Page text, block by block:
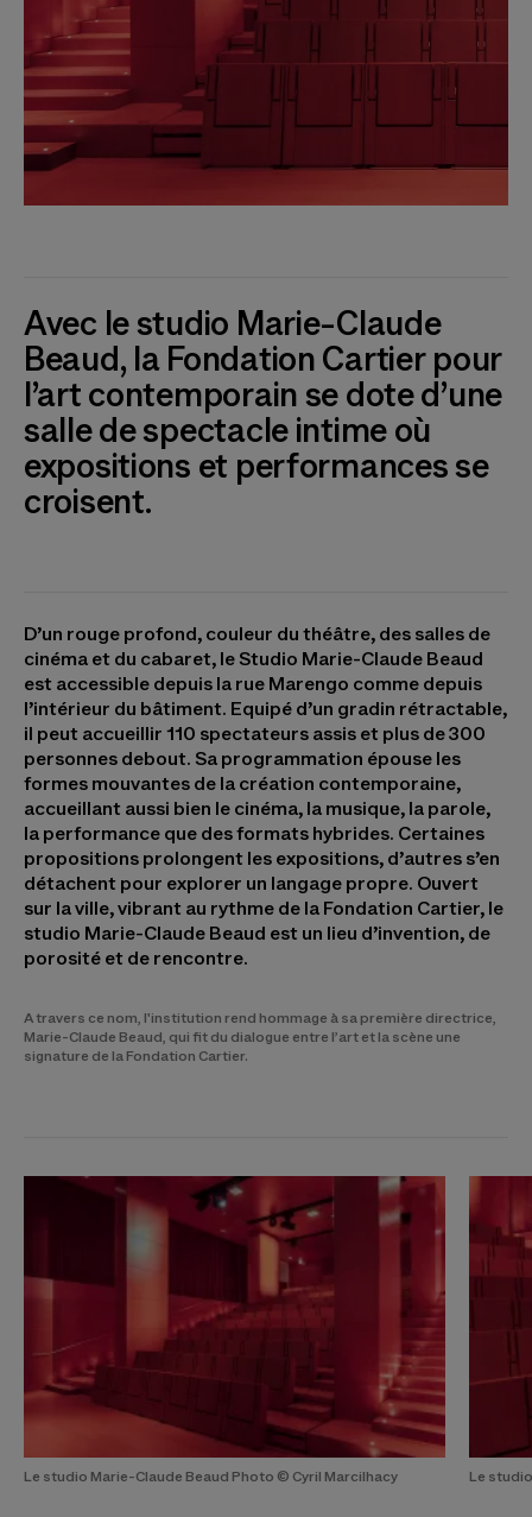
Avec le studio Marie-Claude
Beaud, la Fondation Cartier pour
l’art contemporain se dote d’une
salle de spectacle intime où
expositions et performances se
croisent.
D’un rouge profond, couleur du théâtre, des salles de
cinéma et du cabaret, le Studio Marie-Claude Beaud
est accessible depuis la rue Marengo comme depuis
l’intérieur du bâtiment. Equipé d’un gradin rétractable,
il peut accueillir 110 spectateurs assis et plus de 300
personnes debout. Sa programmation épouse les
formes mouvantes de la création contemporaine,
accueillant aussi bien le cinéma, la musique, la parole,
la performance que des formats hybrides. Certaines
propositions prolongent les expositions, d’autres s’en
détachent pour explorer un langage propre. Ouvert
sur la ville, vibrant au rythme de la Fondation Cartier, le
studio Marie-Claude Beaud est un lieu d’invention, de
porosité et de rencontre.
A travers ce nom, l'institution rend hommage à sa première directrice,
Marie-Claude Beaud, qui fit du dialogue entre l’art et la scène une
signature de la Fondation Cartier.
Le studio Marie-Claude Beaud Photo © Cyril Marcilhacy Le